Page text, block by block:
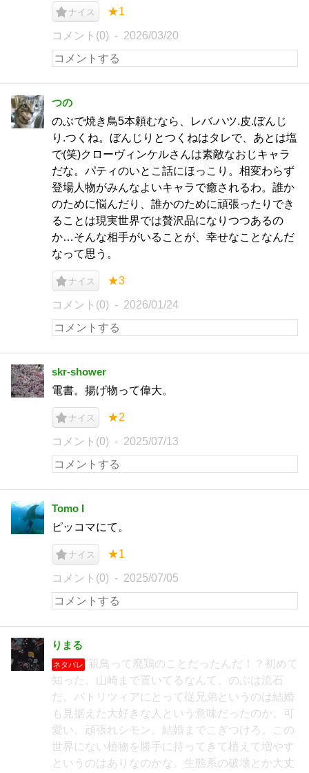
ナイス ★1
コメント(0) 2026/03/20
つの
のぶで焼き鳥5本頼むなら、レバ.ハツ.皮.ぼんじ
り.つくね。ぼんじりとつくねはタレで、あとは塩
で(笑)クローヴィンケルさんは素敵なおじキャラ
だな。パティのいとこ話にほっこり。相変わらず
登場人物がみんなよいキャラで癒されるわ。誰か
のために悩んだり、誰かのために頑張ったりでき
ることは現実世界では贅沢品になりつつあるの
か…そんな相手がいることが、幸せなことなんだ
なって思う。
ナイス ★3
コメント(0) 2026/01/24
skr-shower
電書。揚げ物って偉大。
ナイス ★2
コメント(0) 2025/07/13
Tomo I
ピッコマにて。
ナイス ★1
コメント(0) 2025/07/05
りまる
ネタバレ
親鳥って廃鶏のことだったんだ！？初めて
知った。山崎まで置いてるなんて、のぶは流石
だ。パトリツィアにとって従兄弟というのは結婚
も見据えた大好きな人という意味だったのか。可
愛い。頑張れシモン。結婚までこぎつけろ。この
世界にない植物を勝手に持ってきて植えて増やす
というのはありなのかな。生態系の破壊とか大丈